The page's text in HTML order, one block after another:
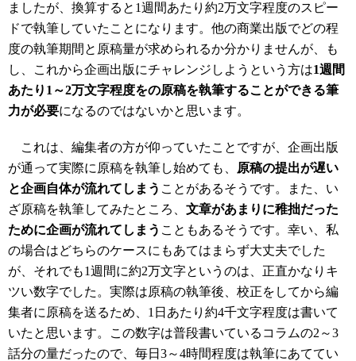
ましたが、換算すると1週間あたり約2万文字程度のスピー
ドで執筆していたことになります。他の商業出版でどの程
度の執筆期間と原稿量が求められるか分かりませんが、も
し、これから企画出版にチャレンジしようという方は1週間
あたり1～2万文字程度をの原稿を執筆することができる筆
力が必要になるのではないかと思います。
これは、編集者の方が仰っていたことですが、企画出版
が通って実際に原稿を執筆し始めても、
原稿の提出が遅い
と企画自体が流れてしまう ことがあるそうです。また、い
ざ原稿を執筆してみたところ、 文章があまりに稚拙だった
ために企画が流れてしまう こともあるそうです。幸い、私
の場合はどちらのケースにもあてはまらず大丈夫でした
が、それでも1週間に約2万文字というのは、正直かなりキ
ツい数字でした。実際は原稿の執筆後、校正をしてから編
集者に原稿を送るため、1日あたり約4千文字程度は書いて
いたと思います。この数字は普段書いているコラムの2～3
話分の量だったので、毎日3～4時間程度は執筆にあててい